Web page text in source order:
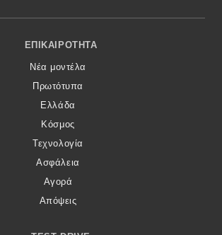
Footer Menu
ΕΠΙΚΑΙΡΌΤΗΤΑ
Νέα μοντέλα
Πρωτότυπα
Ελλάδα
Κόσμος
Τεχνολογία
Ασφάλεια
Αγορά
Απόψεις